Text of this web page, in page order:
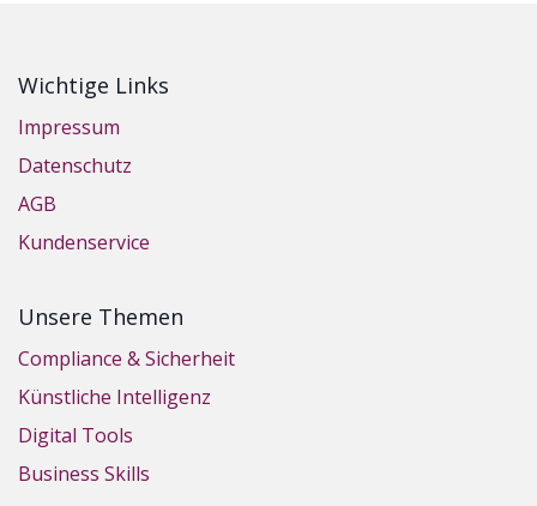
Wichtige Links
Impressum
Datenschutz
AGB
Kundenservice
Unsere Themen
Compliance & Sicherheit
Künstliche Intelligenz
Digital Tools
Business Skills